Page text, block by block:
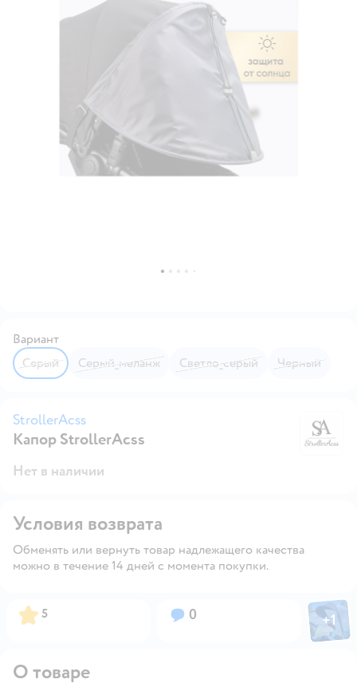
Вариант
Серый
Серый_меланж Светло_серый Черный
StrollerAcss
Капор StrollerAcss
Нет в наличии
Условия возврата
Обменять или вернуть товар надлежащего качества
можно в течение 14 дней с момента покупки.
Рейтинг:
5 Вопросов:
0 Фото
+1
О товаре